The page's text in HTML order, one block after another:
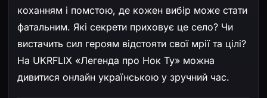
коханням і помстою, де кожен вибір може стати
фатальним. Які секрети приховує це село? Чи
вистачить сил героям відстояти свої мрії та цілі?
На UKRFLIX «Легенда про Нок Ту» можна
дивитися онлайн українською у зручний час.